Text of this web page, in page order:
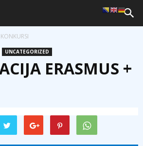
UNCATEGORIZED
ERASMUS +